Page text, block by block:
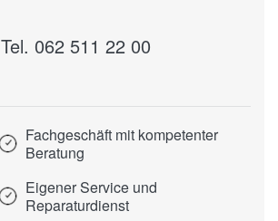
Tel. 062 511 22 00
Fachgeschäft mit kompetenter
Beratung
Eigener Service und
Reparaturdienst